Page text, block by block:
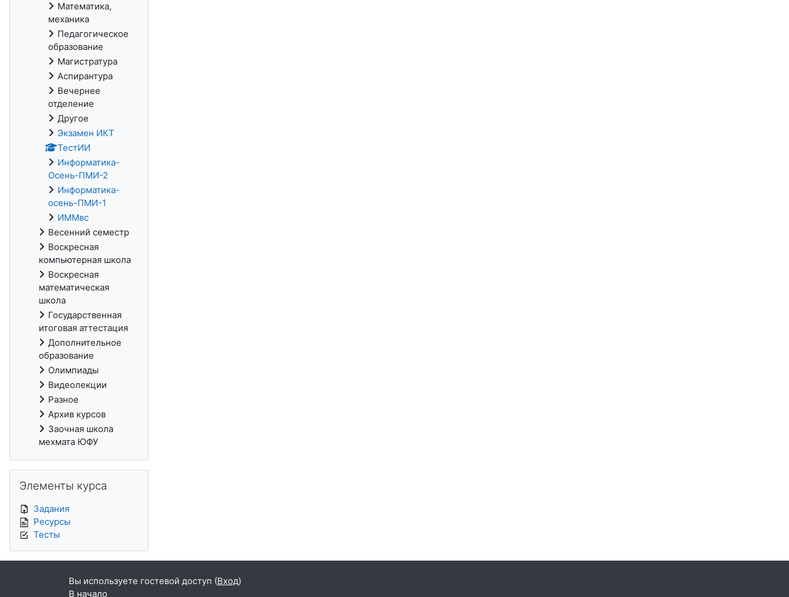
Математика,
механика
Педагогическое
образование
Магистратура
Аспирантура
Вечернее
отделение
Другое
Экзамен ИКТ
ТестИИ
Информатика-
Осень-ПМИ-2
Информатика-
осень-ПМИ-1
ИММвс
Весенний семестр
Воскресная
компьютерная школа
Воскресная
математическая
школа
Государственная
итоговая аттестация
Дополнительное
образование
Олимпиады
Видеолекции
Разное
Архив курсов
Заочная школа
мехмата ЮФУ
Элементы курса
Задания
Ресурсы
Тесты
Вы используете гостевой доступ (Вход)
В начало